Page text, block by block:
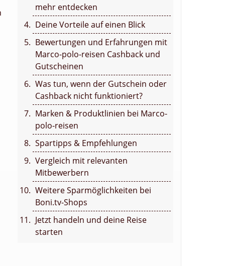
mehr entdecken
Deine Vorteile auf einen Blick
Bewertungen und Erfahrungen mit
Marco-polo-reisen Cashback und
Gutscheinen
Was tun, wenn der Gutschein oder
Cashback nicht funktioniert?
Marken & Produktlinien bei Marco-
polo-reisen
Spartipps & Empfehlungen
Vergleich mit relevanten
Mitbewerbern
Weitere Sparmöglichkeiten bei
Boni.tv-Shops
Jetzt handeln und deine Reise
starten